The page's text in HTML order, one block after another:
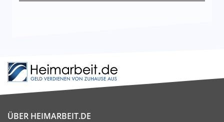
ÜBER HEIMARBEIT.DE